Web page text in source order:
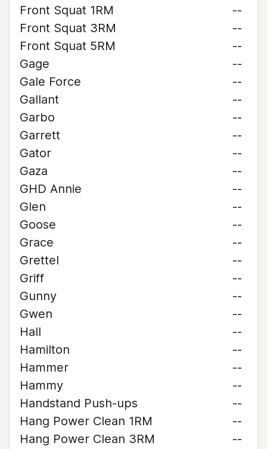
Front Squat 1RM
--
Front Squat 3RM
--
Front Squat 5RM
--
Gage
--
Gale Force
--
Gallant
--
Garbo
--
Garrett
--
Gator
--
Gaza
--
GHD Annie
--
Glen
--
Goose
--
Grace
--
Grettel
--
Griff
--
Gunny
--
Gwen
--
Hall
--
Hamilton
--
Hammer
--
Hammy
--
Handstand Push-ups
--
Hang Power Clean 1RM
--
Hang Power Clean 3RM
--